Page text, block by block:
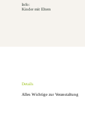
Info:
Kinder mit Eltern
Details
Alles Wichtige zur Veranstaltung